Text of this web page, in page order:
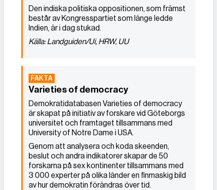
Den indiska politiska oppositionen, som främst
består av Kongresspartiet som länge ledde
Indien, är i dag stukad.
Källa: Landguiden/Ui, HRW, UU
Varieties of democracy
Demokratidatabasen Varieties of democracy
är skapat på initiativ av forskare vid Göteborgs
universitet och framtaget tillsammans med
University of Notre Dame i USA.
Genom att analysera och koda skeenden,
beslut och andra indikatorer skapar de 50
forskarna på sex kontinenter tillsammans med
3 000 experter på olika länder en finmaskig bild
av hur demokratin förändras över tid.